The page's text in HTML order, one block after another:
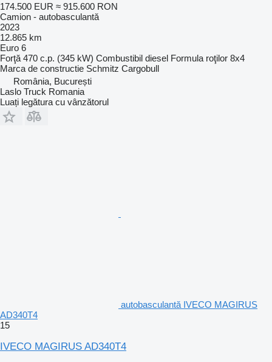
174.500 EUR ≈ 915.600 RON
Camion - autobasculantă
2023
12.865 km
Euro 6
Forţă 470 c.p. (345 kW) Combustibil diesel Formula roţilor 8x4
Marca de constructie Schmitz Cargobull
România, București
Laslo Truck Romania
Luați legătura cu vânzătorul
autobasculantă IVECO MAGIRUS
AD340T4
15
IVECO MAGIRUS AD340T4